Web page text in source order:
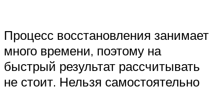
Процесс восстановления занимает
много времени, поэтому на
быстрый результат рассчитывать
не стоит. Нельзя самостоятельно